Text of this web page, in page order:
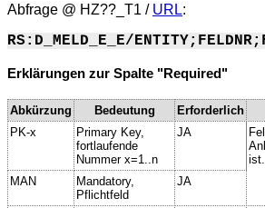
Abfrage @ HZ??_T1 / URL:
RS:D_MELD_E_E/
Erklärungen zur Spalte "Required"
Abkürzung Bedeutung Erforderlich
PK-x
Primary Key,
fortlaufende
Nummer x=1..n
JA
ist.
MAN
Mandatory,
Pflichtfeld
JA